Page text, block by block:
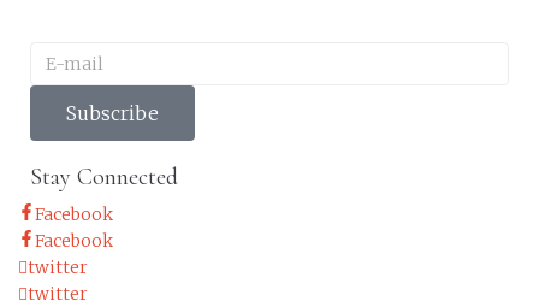
Subscribe
Stay Connected
Facebook
Facebook
twitter
twitter